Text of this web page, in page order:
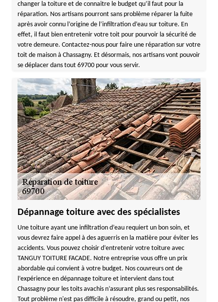
changer la toiture et de connaitre le budget qu’il faut pour la
réparation. Nos artisans pourront sans problème réparer la fuite
après avoir connu l’origine de l’infiltration d’eau sur toiture. En
effet, il faut bien entretenir votre toit pour pourvoir la sécurité de
votre demeure. Contactez-nous pour faire une réparation sur votre
toit de maison à Chassagny. Et désormais, nos artisans vont pouvoir
se déplacer dans tout 69700 pour vous servir.
Dépannage toiture avec des spécialistes
Une toiture ayant une infiltration d’eau requiert un bon soin, et
vous devrez faire appel à des aguerris en la matière pour éviter les
accidents. Vous pouvez choisir d’entretenir votre toiture avec
TANGUY TOITURE FACADE. Notre entreprise vous offre un prix
abordable qui convient à votre budget. Nos couvreurs ont de
l’expérience en dépannage toiture et intervient dans tout
Chassagny pour les toits avachis n’assurant plus ses responsabilités.
Tout problème n'est pas difficile à résoudre, grand ou petit, nos